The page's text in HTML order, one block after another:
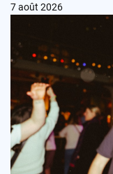
7 août 2026